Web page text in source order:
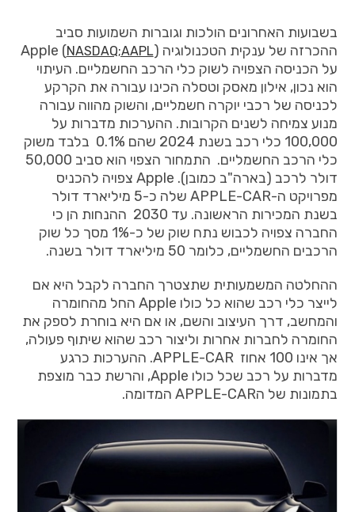
בשבועות האחרונים הולכות וגוברות השמועות סביב
ההכרזה של ענקית הטכנולוגיה Apple (
NASDAQ;AAPL)
על הכניסה הצפויה לשוק כלי הרכב החשמליים. העיתוי
הוא נכון, אילון מאסק וטסלה הכינו עבורה את הקרקע
לכניסה של רכבי יוקרה חשמליים, והשוק מהווה עבורה
מנוע צמיחה לשנים הקרובות. ההערכות מדברות על
100,000 כלי רכב בשנת 2024 שהם 0.1% בלבד משוק
כלי הרכב החשמליים. התמחור הצפוי הוא סביב 50,000
דולר לרכב (בארה"ב כמובן). Apple צפויה להכניס
מפרויקט ה-APPLE-CAR שלה כ-5 מיליארד דולר
בשנת המכירות הראשונה. עד 2030 ההנחות הן כי
החברה צפויה לכבוש נתח שוק של כ-1% מסך כל שוק
הרכבים החשמליים, כלומר 50 מיליארד דולר בשנה.
ההחלטה המשמעותית שתצטרך החברה לקבל היא אם
לייצר כלי רכב שהוא כל כולו Apple החל מהחומרה
והמחשב, דרך העיצוב והשם, או אם היא בוחרת לספק את
החומרה לחברות אחרות וליצור רכב שהוא שיתוף פעולה,
אך אינו 100 אחוז APPLE-CAR. ההערכות כרגע
מדברות על רכב שכל כולו Apple, והרשת כבר מוצפת
בתמונות של הAPPLE-CAR המדומה.